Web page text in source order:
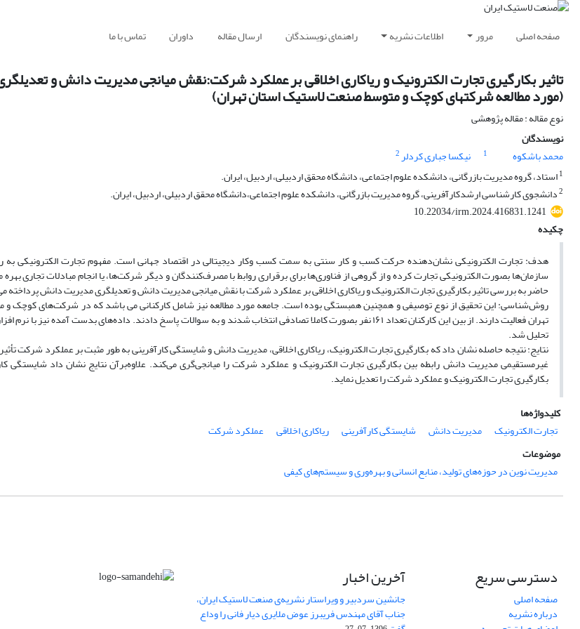
صفحه اصلی مرور اطلاعات نشریه راهنمای نویسندگان ارسال مقاله داوران تماس با ما
تاثیر بکارگیری تجارت الکترونیک و ریاکاری اخلاقی بر عملکرد شرکت:نقش میانجی مدیریت دانش و
(مورد مطالعه شرکتهای کوچک و متوسط صنعت لاستیک استان تهران)
نوع مقاله : مقاله پژوهشی
نویسندگان
محمد باشکوه
1 نیکسا جباری کردلر2
1استاد، گروه مدیریت بازرگانی، دانشکده علوم اجتماعی، دانشگاه محقق اردبیلی، اردبیل، ایران.
2دانشجوی کارشناسی ارشدکارآفرینی، گروه مدیریت بازرگانی، دانشکده علوم اجتماعی،دانشگاه محقق اردبیلی، اردبیل، ایران.
10.22034/irm.2024.416831.1241
چکیده
هدف: تجارت الکترونیکی نشان‌دهنده حرکت کسب و کار سنتی به سمت کسب وکار دیجیتالی در اقتصاد جهانی است. مفهوم تجارت الکترونیکی به
سازمان‌ها بصورت الکترونیکی تجارت کرده و از گروهی از فناوری‌ها برای برقراری روابط با مصرف‌کنندگان و دیگر شرکت‌ها، یا انجام مبادلات تجاری
حاضر به بررسی تاثیر بکارگیری تجارت الکترونیک و ریاکاری اخلاقی بر عملکرد شرکت با نقش میانجی مدیریت دانش و تعدیلگری مدیریت دانش
روش‌شناسی: این تحقیق از نوع توصیفی و همچنین همبستگی بوده است. جامعه مورد مطالعه نیز شامل کارکنانی می باشد که در شرکت‌های کوچک
تهران فعالیت دارند. از بین این کارکنان تعداد ۱۶۱ نفر بصورت کاملا تصادفی انتخاب شدند و به سوالات پاسخ دادند. داده‌های بدست آمده
تحلیل شد.
نتایج: نتیجه حاصله نشان داد که بکارگیری تجارت الکترونیک، ریاکاری اخلاقی، مدیریت دانش و شایستگی کارآفرینی به طور مثبت بر عملکرد شرکت
غیرمستقیمی مدیریت دانش رابطه بین بکارگیری تجارت الکترونیک و عملکرد شرکت را میانجی‌گری می‌کند. علاوه‌برآن نتایج نشان داد شایستگی
بکارگیری تجارت الکترونیک و عملکرد شرکت را تعدیل نماید.
کلیدواژه‌ها
تجارت الکترونیک
مدیریت دانش شایستگی کارآفرینی ریاکاری اخلاقی
عملکرد شرکت
موضوعات
مدیریت نوین در حوزه‌های تولید، منابع انسانی و بهره‌وری و سیستم‌های کیفی
دسترسی سریع
صفحه اصلی
درباره نشریه
آخرین اخبار
جانشین سردبیر و ویراستار نشریه‌ی صنعت لاستیک ایران،
جناب آقای مهندس فریبرز عوض ملایری دیار فانی را وداع